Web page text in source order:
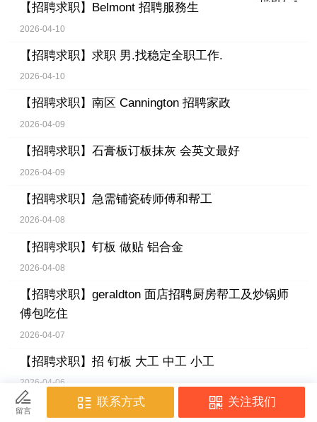
【招聘求职】 Belmont 招聘服務生
2026-04-10
【招聘求职】 求职 男.找稳定全职工作.
2026-04-10
【招聘求职】 南区 Cannington 招聘家政
2026-04-09
【招聘求职】 石膏板订板抹灰 会英文最好
2026-04-09
【招聘求职】 急需铺瓷砖师傅和帮工
2026-04-08
【招聘求职】 钉板 做贴 铝合金
2026-04-08
【招聘求职】 geraldton 面店招聘厨房帮工及炒锅师
傅包吃住
2026-04-07
【招聘求职】 招 钉板 大工 中工 小工
2026-04-06
【招聘求职】 招聘有经验女按摩师